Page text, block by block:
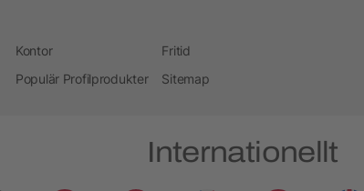
Kontor
Fritid
Populär Profilprodukter Sitemap
Internationellt